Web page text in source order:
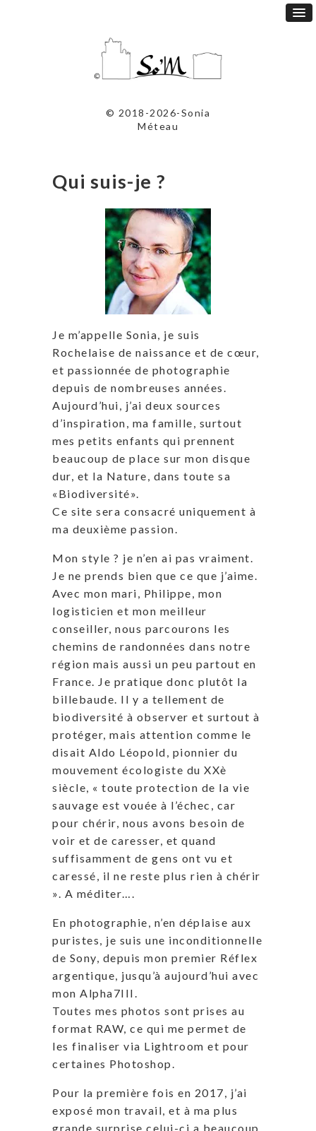
© 2018-2026-Sonia
Méteau
Qui suis-je ?
Je m’appelle Sonia, je suis
Rochelaise de naissance et de cœur,
et passionnée de photographie
depuis de nombreuses années.
Aujourd’hui, j’ai deux sources
d’inspiration, ma famille, surtout
mes petits enfants qui prennent
beaucoup de place sur mon disque
dur, et la Nature, dans toute sa
«Biodiversité».
Ce site sera consacré uniquement à
ma deuxième passion.
Mon style ? je n’en ai pas vraiment.
Je ne prends bien que ce que j’aime.
Avec mon mari, Philippe, mon
logisticien et mon meilleur
conseiller, nous parcourons les
chemins de randonnées dans notre
région mais aussi un peu partout en
France. Je pratique donc plutôt la
billebaude. Il y a tellement de
biodiversité à observer et surtout à
protéger, mais attention comme le
disait Aldo Léopold, pionnier du
mouvement écologiste du XXè
siècle, « toute protection de la vie
sauvage est vouée à l’échec, car
pour chérir, nous avons besoin de
voir et de caresser, et quand
suffisamment de gens ont vu et
caressé, il ne reste plus rien à chérir
». A méditer….
En photographie, n’en déplaise aux
puristes, je suis une inconditionnelle
de Sony, depuis mon premier Réflex
argentique, jusqu’à aujourd’hui avec
mon Alpha7III.
Toutes mes photos sont prises au
format RAW, ce qui me permet de
les finaliser via Lightroom et pour
certaines Photoshop.
Pour la première fois en 2017, j’ai
exposé mon travail, et à ma plus
grande surprise celui-ci a beaucoup